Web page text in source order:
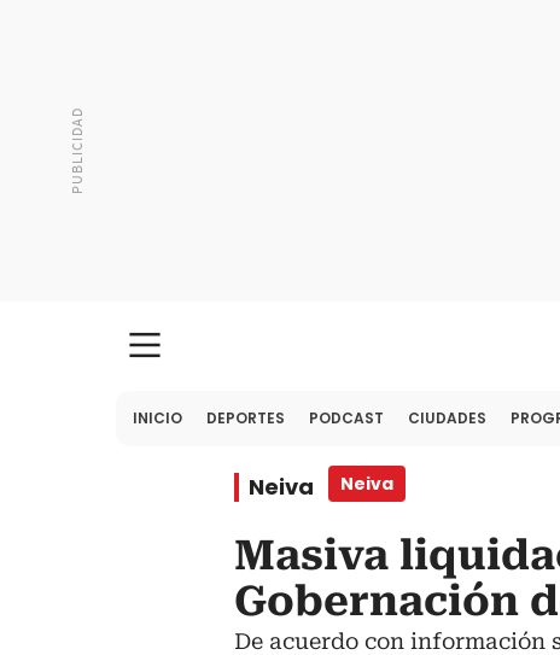
INICIO DEPORTES PODCAST CIUDADES
Neiva Neiva
Masiva
Gobernación
De acuerdo con información